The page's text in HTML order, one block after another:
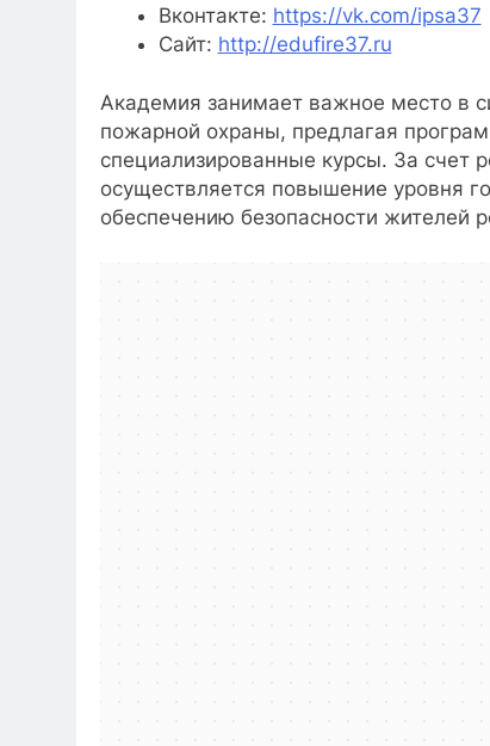
Вконтакте: https://vk.com/ipsa37
Сайт: http://edufire37.ru
Академия занимает важное место в
пожарной охраны, предлагая
специализированные курсы. За счет
осуществляется повышение уровня
обеспечению безопасности жителей